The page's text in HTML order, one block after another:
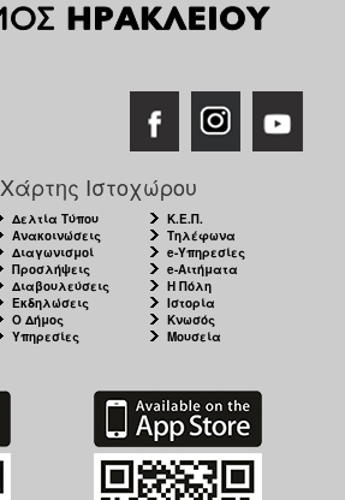
Χάρτης Ιστοχώρου
Δελτία Τύπου
Ανακοινώσεις
Διαγωνισμοί
Προσλήψεις
Διαβουλεύσεις
Εκδηλώσεις
Ο Δήμος
Υπηρεσίες
Κ.Ε.Π.
Τηλέφωνα
e-Υπηρεσίες
e-Αιτήματα
Η Πόλη
Ιστορία
Κνωσός
Μουσεία